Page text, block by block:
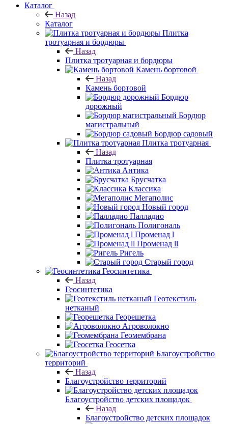
Каталог
Назад
Каталог
Плитка
тротуарная и бордюры
Назад
Плитка тротуарная и бордюры
Камень бортовой
Назад
Камень бортовой
Бордюр
дорожный
Бордюр
магистральный
Бордюр садовый
Плитка тротуарная
Назад
Плитка тротуарная
Антика
Брусчатка
Классика
Мегаполис
Новый город
Палладио
Полигональ
Променад l
Променад ll
Ригель
Старый город
Геосинтетика
Назад
Геосинтетика
Геотекстиль
нетканый
Георешетка
Агроволокно
Геомембрана
Геосетка
Благоустройство
территорий
Назад
Благоустройство территорий
Благоустройство детских площадок
Назад
Благоустройство детских площадок